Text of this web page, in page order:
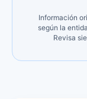
Información
según la
Revisa